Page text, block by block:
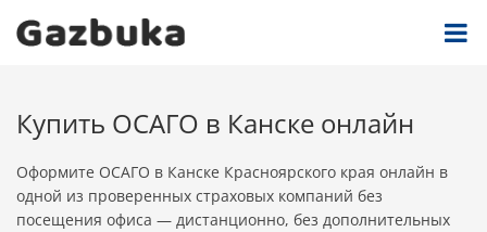
Купить ОСАГО в Канске онлайн
Оформите ОСАГО в Канске Красноярского края онлайн в
одной из проверенных страховых компаний без
посещения офиса — дистанционно, без дополнительных